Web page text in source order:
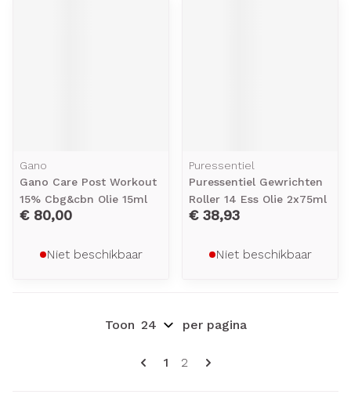
Gano
Gano Care Post Workout
15% Cbg&cbn Olie 15ml
€ 80,00
Niet beschikbaar
Puressentiel
Puressentiel Gewrichten
Roller 14 Ess Olie 2x75ml
€ 38,93
Niet beschikbaar
Pagina's
U lees momenteel pagina
1 Pagina
2
Toon per pagina